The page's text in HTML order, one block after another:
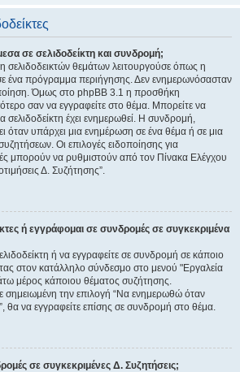
σε σελιδοδείκτη και συνδρομή;
θεμάτων λειτουργούσε όπως η
ένα πρόγραμμα περιήγησης. Δεν ενημερωνόσασταν
Όμως στο phpBB 3.1 η προσθήκη
σαν να εγγραφείτε στο θέμα. Μπορείτε να
σελιδοδείκτη έχει ενημερωθεί. Η συνδρομή,
όταν υπάρχει μια ενημέρωση σε ένα θέμα ή σε μια
Οι επιλογές ειδοποίησης για
μπορούν να ρυθμιστούν από τον Πίνακα Ελέγχου
Δ. Συζήτησης”.
ή εγγράφομαι σε συνδρομές σε συγκεκριμένα
ή να εγγραφείτε σε συνδρομή σε κάποιο
στον κατάλληλο σύνδεσμο στο μενού "Εργαλεία
μέρος κάποιου θέματος συζήτησης.
σημειωμένη την επιλογή “Να ενημερωθώ όταν
θα να εγγραφείτε επίσης σε συνδρομή στο θέμα.
σε συγκεκριμένες Δ. Συζητήσεις;